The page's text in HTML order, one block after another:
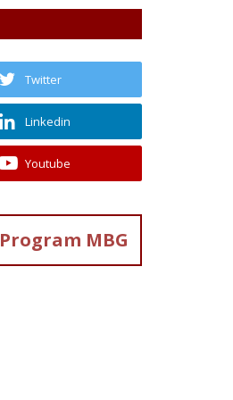
Twitter
Linkedin
Youtube
Program MBG